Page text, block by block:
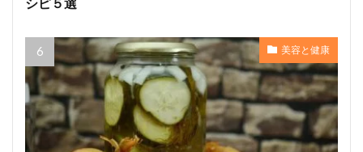
シピ５選
美容と健康